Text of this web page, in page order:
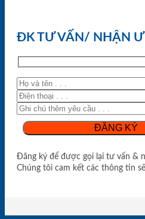
ĐK TƯ VẤN/ NHẬN
Đăng ký để được gọi lại tư vấn &
Chúng tôi cam kết các thông tin